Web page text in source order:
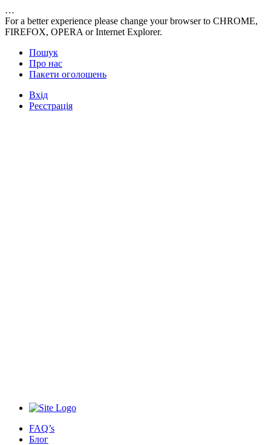
…
For a better experience please change your browser to CHROME,
FIREFOX, OPERA or Internet Explorer.
Пошук
Про нас
Пакети оголошень
Вхід
Реєстрація
FAQ’s
Блог